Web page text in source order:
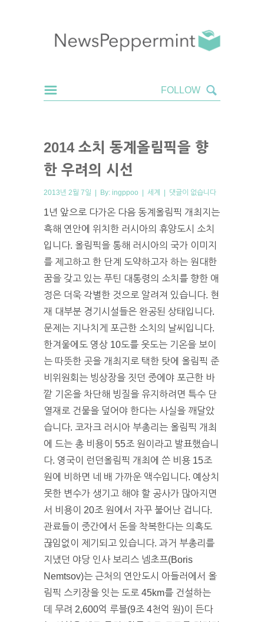
2014 소치 동계올림픽을 향
한 우려의 시선
2013년 2월 7일 | By: ingppoo | 세계 | 댓글이 없습니다
1년 앞으로 다가온 다음 동계올림픽 개최지는
흑해 연안에 위치한 러시아의 휴양도시 소치
입니다. 올림픽을 통해 러시아의 국가 이미지
를 제고하고 한 단계 도약하고자 하는 원대한
꿈을 갖고 있는 푸틴 대통령의 소치를 향한 애
정은 더욱 각별한 것으로 알려져 있습니다. 현
재 대부분 경기시설들은 완공된 상태입니다.
문제는 지나치게 포근한 소치의 날씨입니다.
한겨울에도 영상 10도를 웃도는 기온을 보이
는 따뜻한 곳을 개최지로 택한 탓에 올림픽 준
비위원회는 빙상장을 짓던 중에야 포근한 바
깥 기온을 차단해 빙질을 유지하려면 특수 단
열재로 건물을 덮어야 한다는 사실을 깨달았
습니다. 코자크 러시아 부총리는 올림픽 개최
에 드는 총 비용이 55조 원이라고 발표했습니
다. 영국이 런던올림픽 개최에 쓴 비용 15조
원에 비하면 네 배 가까운 액수입니다. 예상치
못한 변수가 생기고 해야 할 공사가 많아지면
서 비용이 20조 원에서 자꾸 불어난 겁니다.
관료들이 중간에서 돈을 착복한다는 의혹도
끊임없이 제기되고 있습니다. 과거 부총리를
지냈던 야당 인사 보리스 넴초프(Boris
Nemtsov)는 근처의 연안도시 아들러에서 올
림픽 스키장을 잇는 도로 45km를 건설하는
데 무려 2,600억 루블(9조 4천억 원)이 든다